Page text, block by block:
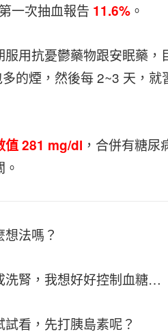
一次抽血報告 11.6% 。
用抗憂鬱藥物跟安眠藥，
的煙，然後每 2~3 天，就
值 281 mg/dl ，合併有糖尿
法嗎？
洗腎，我想好好控制血糖…
看，先打胰島素呢？